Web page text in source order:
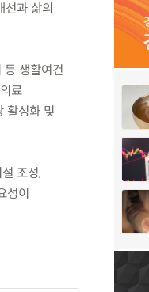
과 삶의
등 생활여건
료
활성화 및
조성,
성이